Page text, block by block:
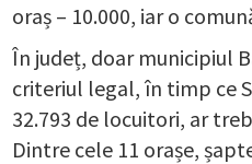
oraș – 10.000, iar o
În județ, doar municipiul
criteriul legal, în timp ce
32.793 de locuitori, ar
Dintre cele 11 orașe,